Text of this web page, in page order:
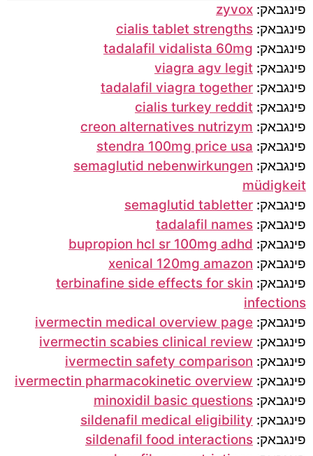
פינגבאק: zyvox
פינגבאק: cialis tablet strengths
פינגבאק: tadalafil vidalista 60mg
פינגבאק: viagra agv legit
פינגבאק: tadalafil viagra together
פינגבאק: cialis turkey reddit
פינגבאק: creon alternatives nutrizym
פינגבאק: stendra 100mg price usa
פינגבאק: semaglutid nebenwirkungen
müdigkeit
פינגבאק: semaglutid tabletter
פינגבאק: tadalafil names
פינגבאק: bupropion hcl sr 100mg adhd
פינגבאק: xenical 120mg amazon
פינגבאק: terbinafine side effects for skin
infections
פינגבאק: ivermectin medical overview page
פינגבאק: ivermectin scabies clinical review
פינגבאק: ivermectin safety comparison
פינגבאק: ivermectin pharmacokinetic overview
פינגבאק: minoxidil basic questions
פינגבאק: sildenafil medical eligibility
פינגבאק: sildenafil food interactions